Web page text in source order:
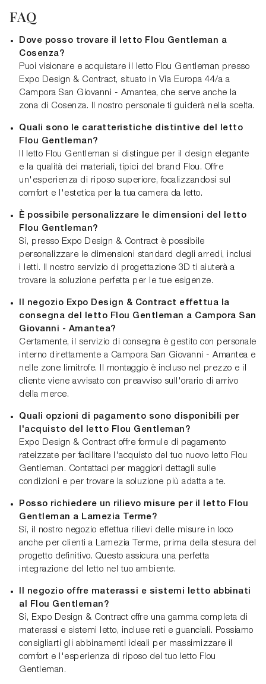
FAQ
Dove posso trovare il letto Flou Gentleman a
Cosenza?
Puoi visionare e acquistare il letto Flou Gentleman presso
Expo Design & Contract, situato in Via Europa 44/a a
Campora San Giovanni - Amantea, che serve anche la
zona di Cosenza. Il nostro personale ti guiderà nella scelta.
Quali sono le caratteristiche distintive del letto
Flou Gentleman?
Il letto Flou Gentleman si distingue per il design elegante
e la qualità dei materiali, tipici del brand Flou. Offre
un'esperienza di riposo superiore, focalizzandosi sul
comfort e l'estetica per la tua camera da letto.
È possibile personalizzare le dimensioni del letto
Flou Gentleman?
Sì, presso Expo Design & Contract è possibile
personalizzare le dimensioni standard degli arredi, inclusi
i letti. Il nostro servizio di progettazione 3D ti aiuterà a
trovare la soluzione perfetta per le tue esigenze.
Il negozio Expo Design & Contract effettua la
consegna del letto Flou Gentleman a Campora San
Giovanni - Amantea?
Certamente, il servizio di consegna è gestito con personale
interno direttamente a Campora San Giovanni - Amantea e
nelle zone limitrofe. Il montaggio è incluso nel prezzo e il
cliente viene avvisato con preavviso sull'orario di arrivo
della merce.
Quali opzioni di pagamento sono disponibili per
l'acquisto del letto Flou Gentleman?
Expo Design & Contract offre formule di pagamento
rateizzate per facilitare l'acquisto del tuo nuovo letto Flou
Gentleman. Contattaci per maggiori dettagli sulle
condizioni e per trovare la soluzione più adatta a te.
Posso richiedere un rilievo misure per il letto Flou
Gentleman a Lamezia Terme?
Sì, il nostro negozio effettua rilievi delle misure in loco
anche per clienti a Lamezia Terme, prima della stesura del
progetto definitivo. Questo assicura una perfetta
integrazione del letto nel tuo ambiente.
Il negozio offre materassi e sistemi letto abbinati
al Flou Gentleman?
Sì, Expo Design & Contract offre una gamma completa di
materassi e sistemi letto, incluse reti e guanciali. Possiamo
consigliarti gli abbinamenti ideali per massimizzare il
comfort e l'esperienza di riposo del tuo letto Flou
Gentleman.